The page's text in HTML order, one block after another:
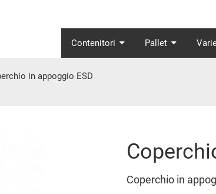
Contenitori Pallet
in appoggio ESD
Coperchio in